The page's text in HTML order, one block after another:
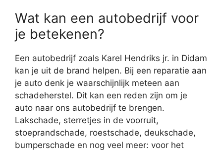
Wat kan een autobedrijf voor
je betekenen?
Een autobedrijf zoals Karel Hendriks jr. in Didam
kan je uit de brand helpen. Bij een reparatie aan
je auto denk je waarschijnlijk meteen aan
schadeherstel. Dit kan een reden zijn om je
auto naar ons autobedrijf te brengen.
Lakschade, sterretjes in de voorruit,
stoeprandschade, roestschade, deukschade,
bumperschade en nog veel meer: voor het